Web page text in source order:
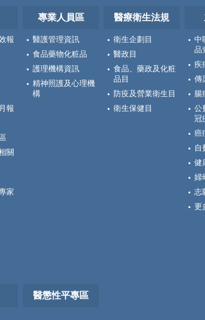
報
報
關
家
專業人員區
醫護管理資訊
食品藥物化粧品
護理機構資訊
精神照護及心理機
構
醫療衛生法規
衛生企劃目
醫政目
食品、藥政及化粧
品目
防疫及營業衛生目
衛生保健目
中
品
疾
傳
腸
公
冠
癌
自
健
婦
志
更
醫懲性平專區